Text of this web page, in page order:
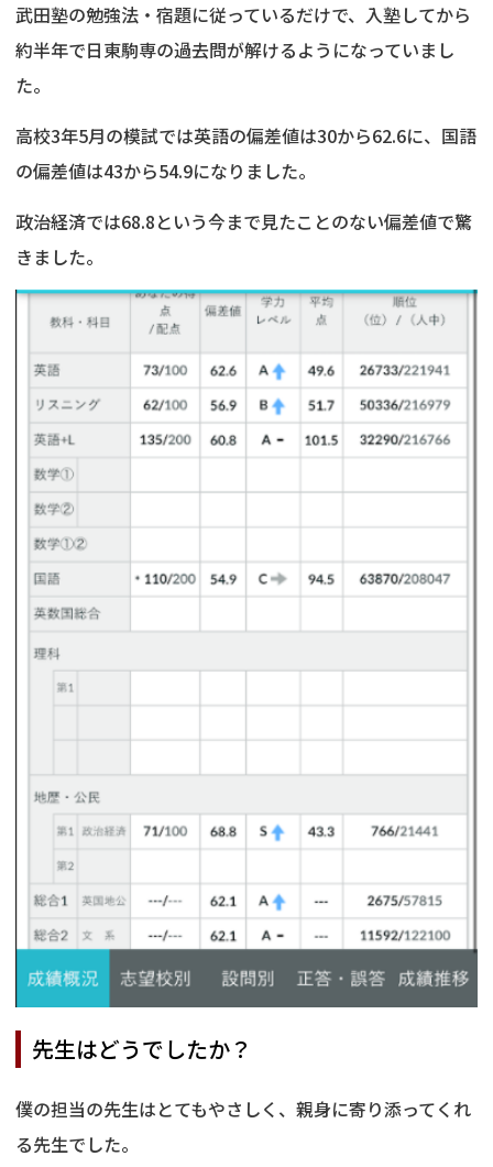
武田塾の勉強法・宿題に従っているだけで、入塾してから
約半年で日東駒専の過去問が解けるようになっていまし
た。
高校3年5月の模試では英語の偏差値は30から62.6に、国語
の偏差値は43から54.9になりました。
政治経済では68.8という今まで見たことのない偏差値で驚
きました。
先生はどうでしたか？
僕の担当の先生はとてもやさしく、親身に寄り添ってくれ
る先生でした。